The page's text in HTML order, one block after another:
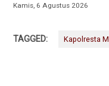
Kamis, 6 Agustus 2026
TAGGED: Kapolresta